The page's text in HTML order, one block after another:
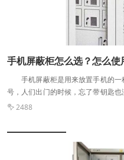
者兼备，后者价格更高，不过保
保密柜密码忘记了，请按以下方
选择验证密保问题或者验证帐号进
下方的“忘记密码”将密码找回。
答案。文件管理客户端不会记录您的
答案都丢失了，保密柜则无法打
示： 保密柜密码若是连续输错5
密码再次输错3次就会被锁定10分
作。文件管理版本号查看方法：进
量，二看锁的质量，三看柜子做的工
的文件保密柜好，由于有广告嫌疑
手机屏蔽柜怎么选？怎么使
手机屏蔽柜是用来放置手机的一
号，人们出门的时候，忘了带钥匙
是一些工作是很重要的，对于工作的
机屏蔽柜？ 手机屏蔽柜 一：
需要，如室内空间的大小、购买产
 2488